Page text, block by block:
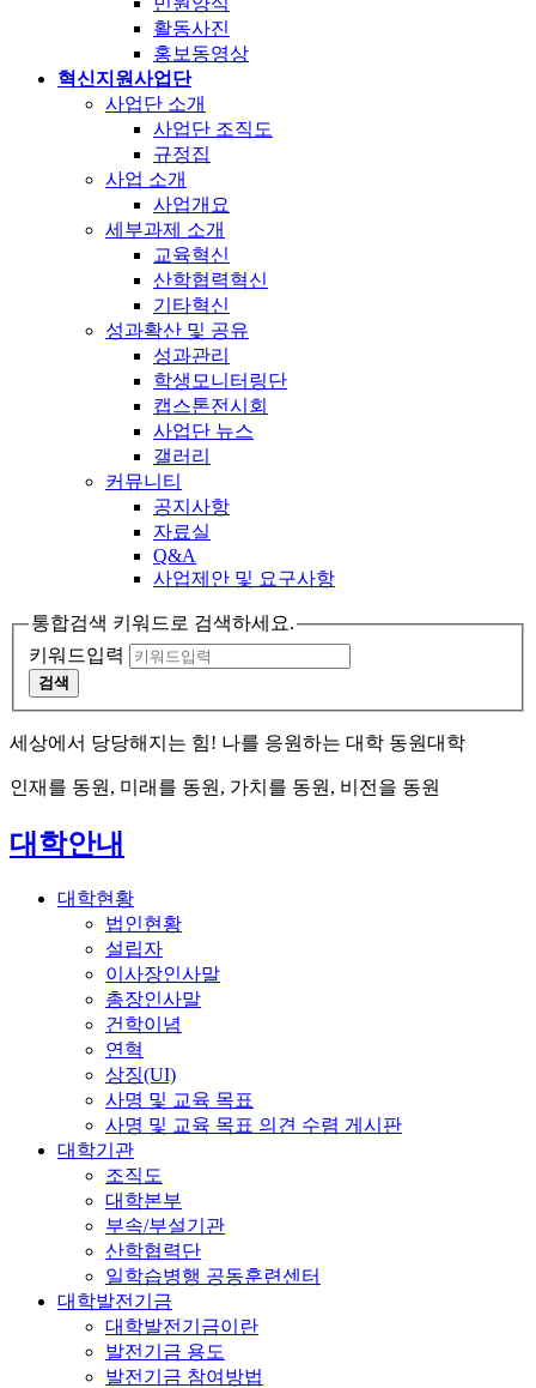
활동사진
홍보동영상
혁신지원사업단
사업단 소개
사업단 조직도
규정집
사업 소개
사업개요
세부과제 소개
교육혁신
산학협력혁신
기타혁신
성과확산 및 공유
성과관리
학생모니터링단
캡스톤전시회
사업단 뉴스
갤러리
커뮤니티
공지사항
자료실
Q&A
사업제안 및 요구사항
통합검색 키워드로 검색하세요.
키워드입력
검색
세상에서 당당해지는 힘! 나를 응원하는 대학 동원대학
인재를 동원, 미래를 동원, 가치를 동원, 비전을 동원
대학안내
대학현황
법인현황
설립자
이사장인사말
총장인사말
건학이념
연혁
상징(UI)
사명 및 교육 목표
사명 및 교육 목표 의견 수렴 게시판
대학기관
조직도
대학본부
부속/부설기관
산학협력단
일학습병행 공동훈련센터
대학발전기금
대학발전기금이란
발전기금 용도
발전기금 참여방법